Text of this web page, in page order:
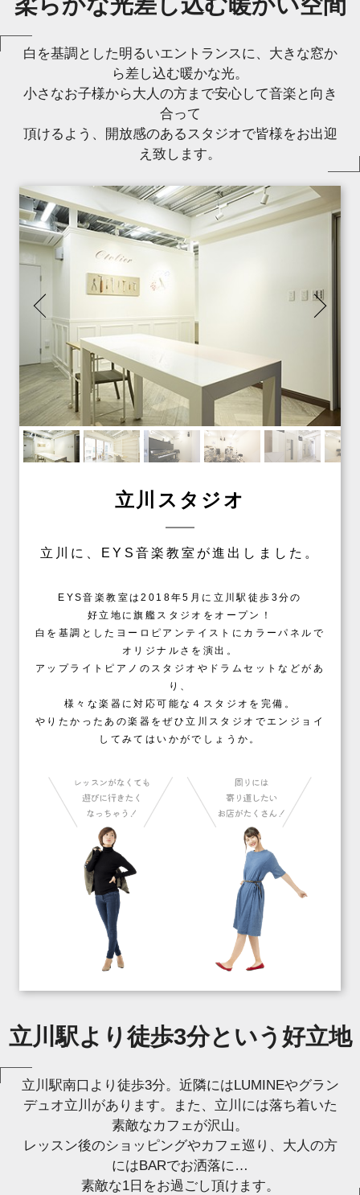
白を基調とした明るいエントランスに、大きな窓か
ら差し込む暖かな光。
小さなお子様から大人の方まで安心して音楽と向き
合って
頂けるよう、開放感のあるスタジオで皆様をお出迎
え致します。
立川スタジオ
立川に、EYS音楽教室が進出しました。
EYS音楽教室は2018年5月に立川駅徒歩3分の
好立地に旗艦スタジオをオープン！
白を基調としたヨーロピアンテイストにカラーパネルで
オリジナルさを演出。
アップライトピアノのスタジオやドラムセットなどがあ
り、
様々な楽器に対応可能な４スタジオを完備。
やりたかったあの楽器をぜひ立川スタジオでエンジョイ
してみてはいかがでしょうか。
立川駅より徒歩3分という好立地
立川駅南口より徒歩3分。近隣にはLUMINEやグラン
デュオ立川があります。また、立川には落ち着いた
素敵なカフェが沢山。
レッスン後のショッピングやカフェ巡り、大人の方
にはBARでお洒落に…
素敵な1日をお過ごし頂けます。